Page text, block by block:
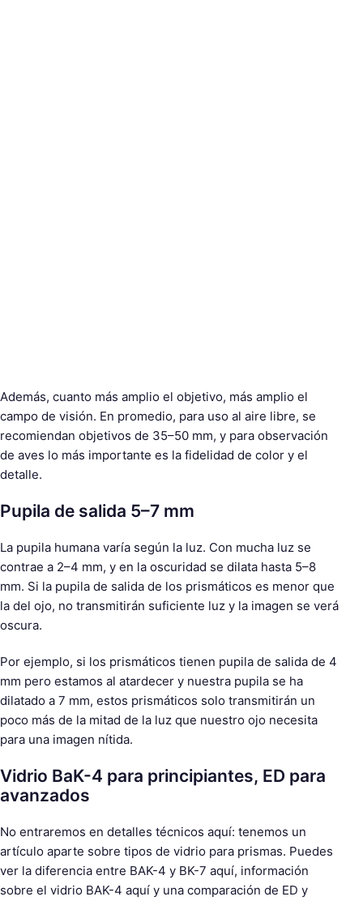
Además, cuanto más amplio el objetivo, más amplio el
campo de visión. En promedio, para uso al aire libre, se
recomiendan objetivos de 35–50 mm, y para observación
de aves lo más importante es la fidelidad de color y el
detalle.
Pupila de salida 5–7 mm
La pupila humana varía según la luz. Con mucha luz se
contrae a 2–4 mm, y en la oscuridad se dilata hasta 5–8
mm. Si la pupila de salida de los prismáticos es menor que
la del ojo, no transmitirán suficiente luz y la imagen se verá
oscura.
Por ejemplo, si los prismáticos tienen pupila de salida de 4
mm pero estamos al atardecer y nuestra pupila se ha
dilatado a 7 mm, estos prismáticos solo transmitirán un
poco más de la mitad de la luz que nuestro ojo necesita
para una imagen nítida.
Vidrio BaK-4 para principiantes, ED para
avanzados
No entraremos en detalles técnicos aquí: tenemos un
artículo aparte sobre tipos de vidrio para prismas. Puedes
ver la diferencia entre BAK-4 y BK-7 aquí, información
sobre el vidrio BAK-4 aquí y una comparación de ED y